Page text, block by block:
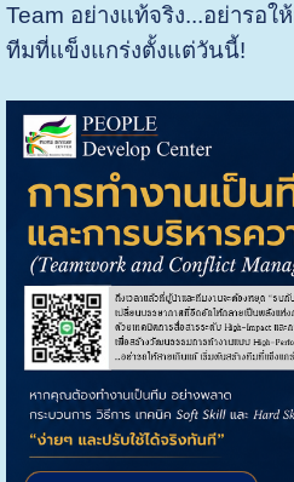
Team อย่างแท้จริง...อย่ารอใ
ทีมที่แข็งแกร่งตั้งแต่วันนี้!